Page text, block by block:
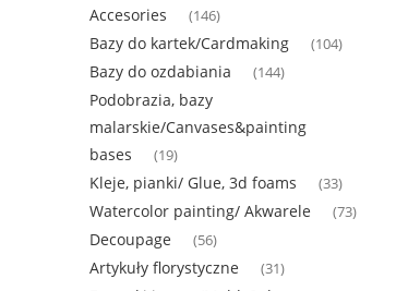
Accesories
(146)
Bazy do kartek/Cardmaking (104)
Bazy do ozdabiania (144)
Podobrazia, bazy
malarskie/Canvases&painting
bases
(19)
Kleje, pianki/ Glue, 3d foams (33)
Watercolor painting/ Akwarele (73)
Decoupage (56)
Artykuły florystyczne (31)